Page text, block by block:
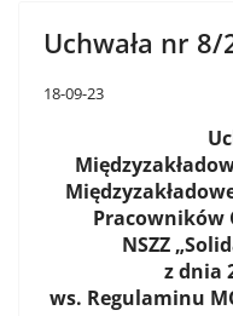
Uchwała nr 8/
18-09-23
Pracowników
NSZZ
z dnia
ws. Regulaminu